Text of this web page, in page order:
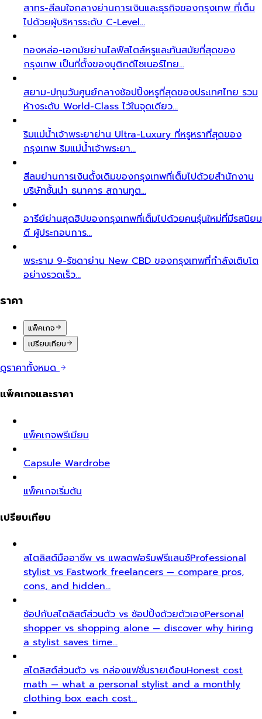
สาทร-สีลมใจกลางย่านการเงินและธุรกิจของกรุงเทพ ที่เต็ม
ไปด้วยผู้บริหารระดับ C-Level…
ทองหล่อ-เอกมัยย่านไลฟ์สไตล์หรูและทันสมัยที่สุดของ
กรุงเทพ เป็นที่ตั้งของบูติกดีไซเนอร์ไทย…
สยาม-ปทุมวันศูนย์กลางช้อปปิ้งหรูที่สุดของประเทศไทย รวม
ห้างระดับ World-Class ไว้ในจุดเดียว…
ริมแม่น้ำเจ้าพระยาย่าน Ultra-Luxury ที่หรูหราที่สุดของ
กรุงเทพ ริมแม่น้ำเจ้าพระยา…
สีลมย่านการเงินดั้งเดิมของกรุงเทพที่เต็มไปด้วยสำนักงาน
บริษัทชั้นนำ ธนาคาร สถานทูต…
อารีย์ย่านสุดฮิปของกรุงเทพที่เต็มไปด้วยคนรุ่นใหม่ที่มีรสนิยม
ดี ผู้ประกอบการ…
พระราม 9-รัชดาย่าน New CBD ของกรุงเทพที่กำลังเติบโต
อย่างรวดเร็ว…
ราคา
แพ็คเกจ
เปรียบเทียบ
ดูราคาทั้งหมด
แพ็คเกจและราคา
แพ็คเกจพรีเมียม
Capsule Wardrobe
แพ็คเกจเริ่มต้น
เปรียบเทียบ
สไตลิสต์มืออาชีพ vs แพลตฟอร์มฟรีแลนซ์Professional
stylist vs Fastwork freelancers — compare pros,
cons, and hidden…
ช้อปกับสไตลิสต์ส่วนตัว vs ช้อปปิ้งด้วยตัวเองPersonal
shopper vs shopping alone — discover why hiring
a stylist saves time…
สไตลิสต์ส่วนตัว vs กล่องแฟชั่นรายเดือนHonest cost
math — what a personal stylist and a monthly
clothing box each cost…